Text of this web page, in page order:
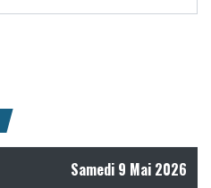
Samedi 9 Mai 2026